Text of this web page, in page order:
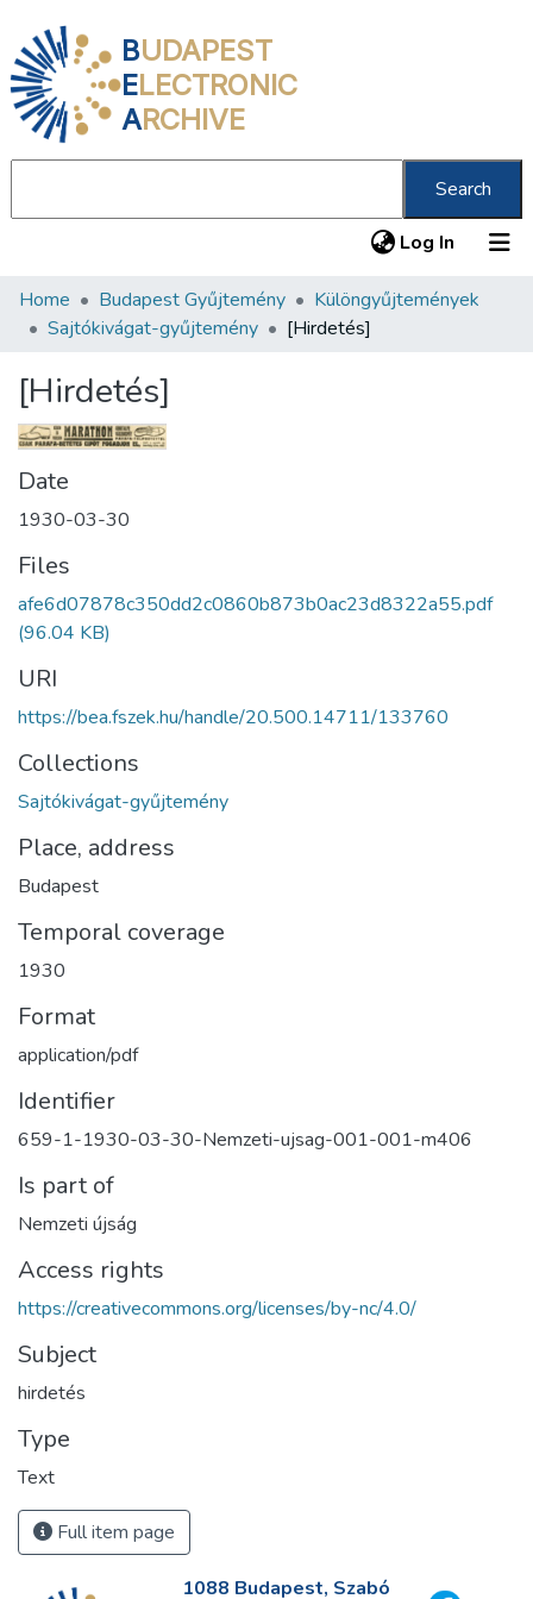
BUDAPEST
ELECTRONIC
ARCHIVE
Search
Log In (current)
Communities & Collections
Statistics
About us
Home Budapest Gyűjtemény
Különgyűjtemények
Sajtókivágat-gyűjtemény
[Hirdetés]
[Hirdetés]
Date
1930-03-30
Files
afe6d07878c350dd2c0860b873b0ac23d8322a55.pdf
(96.04 KB)
URI
https://bea.fszek.hu/handle/20.500.14711/133760
Collections
Sajtókivágat-gyűjtemény
Place, address
Budapest
Temporal coverage
1930
Format
application/pdf
Identifier
659-1-1930-03-30-Nemzeti-ujsag-001-001-m406
Is part of
Nemzeti újság
Access rights
https://creativecommons.org/licenses/by-nc/4.0/
Subject
hirdetés
Type
Text
Full item page
1088 Budapest, Szabó